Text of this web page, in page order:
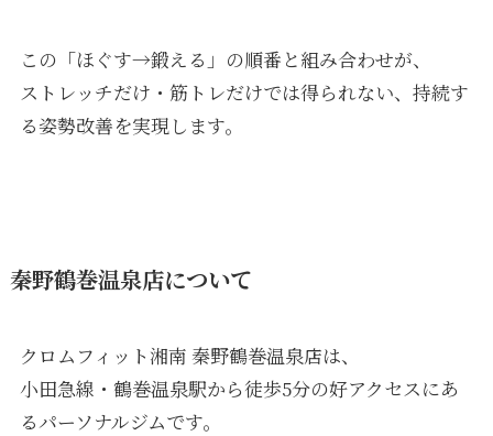
この「ほぐす→鍛える」の順番と組み合わせが、
ストレッチだけ・筋トレだけでは得られない、持続す
る姿勢改善を実現します。
秦野鶴巻温泉店について
クロムフィット湘南 秦野鶴巻温泉店は、
小田急線・鶴巻温泉駅から徒歩5分の好アクセスにあ
るパーソナルジムです。